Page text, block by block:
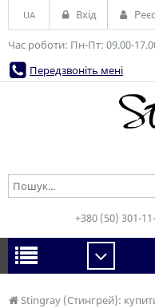
Stingray (Стингрей):
Час роботи: Пн-Пт: 09.00-
Передзвоніть мені
UA Вхід
+380 (50) 301-